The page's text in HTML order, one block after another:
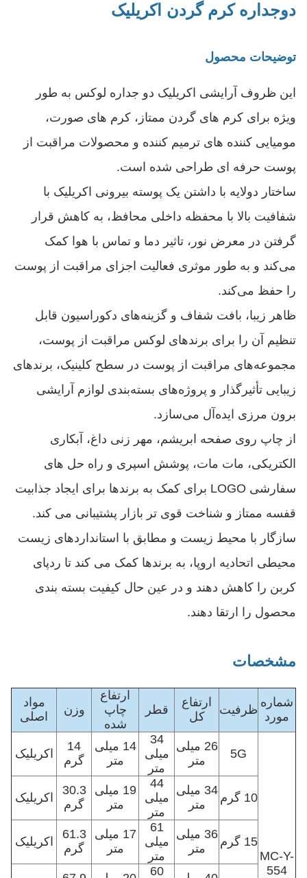
دوجداره کرم گردن اکریلیک
توضیحات محصول
این ظروف آرایشی اکریلیک دو جداره لوکس به طور
ویژه برای کرم های گردن ممتاز، کرم های صورت،
مومیایی کننده های ترمیم کننده و محصولات مراقبت از
پوست حرفه ای طراحی شده است.
ساختار دولایه با داشتن یک پوسته بیرونی اکریلیک با
شفافیت بالا با محفظه داخلی محافظ، به کاهش قرار
گرفتن در معرض نور، تاثیر دما و تماس با هوا کمک
می‌کند و به طور موثری فعالیت اجزای مراقبت از پوست
را حفظ می‌کند.
ظاهر زیبا، بافت شفاف و گزینه‌های دکوراسیون قابل
تنظیم آن را برای برندهای لوکس مراقبت از پوست،
مجموعه‌های مراقبت از پوست در سطح کلینیک، برندهای
زیبایی تأثیرگذار و پروژه‌های بسته‌بندی لوازم آرایشی
برون مرزی ایده‌آل می‌سازد.
از چاپ روی صفحه ابریشم، مهر زنی داغ، آبکاری
الکتریکی، مات مات، پوشش اسپری و راه حل های
سفارشی LOGO برای کمک به برندها برای ایجاد جذابیت
قفسه ممتاز و شناخت قوی تر بازار پشتیبانی می کند.
سازگار با محیط زیست و مطابق با استانداردهای زیست
محیطی اتحادیه اروپا، به برندها کمک می کند تا ردپای
کربن را کاهش دهند و در عین حال کیفیت بسته بندی
محصول را ارتقا دهند.
مشخصات
شماره
مورد ظرفیت
ارتفاع
کل
قطر
ارتفاع
چاپ
شده
وزن
مواد
اصلی
MC-Y-
554
5G
26 میلی
متر
34
میلی
متر
14 میلی
متر
14
گرم
اکریلیک
10 گرم
34 میلی
متر
44
میلی
متر
19 میلی
متر
30.3
گرم
اکریلیک
15 گرم
36 میلی
متر
61
میلی
متر
17 میلی
متر
61.3
گرم
اکریلیک
60